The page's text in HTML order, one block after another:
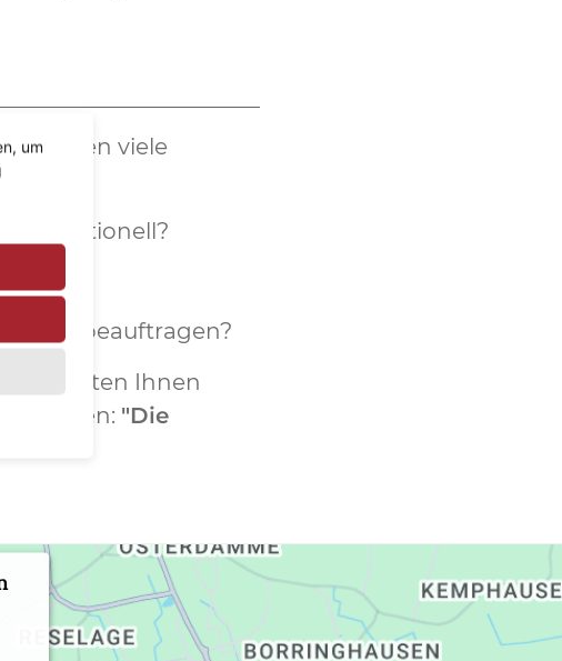
müssen viele
traditionell?
beauftragen?
Wir bieten Ihnen
können: "Die
um